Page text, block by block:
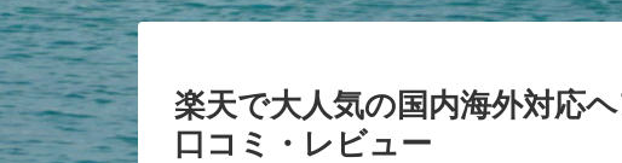
楽天で大人気の国内海外対応
口コミ・レビュー